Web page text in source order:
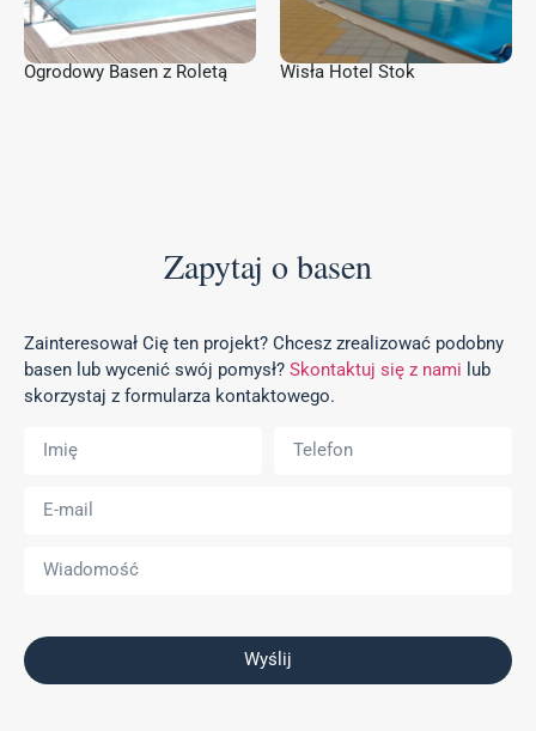
Ogrodowy Basen z Roletą Wisła Hotel Stok
Zapytaj o basen
Zainteresował Cię ten projekt? Chcesz zrealizować podobny
basen lub wycenić swój pomysł? Skontaktuj się z nami lub
skorzystaj z formularza kontaktowego.
Wyślij